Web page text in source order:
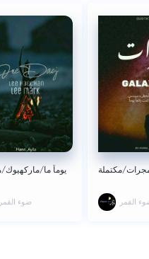
يوماً ما/ماركهيوك/
ضوء القمر
مكتملة
القمر